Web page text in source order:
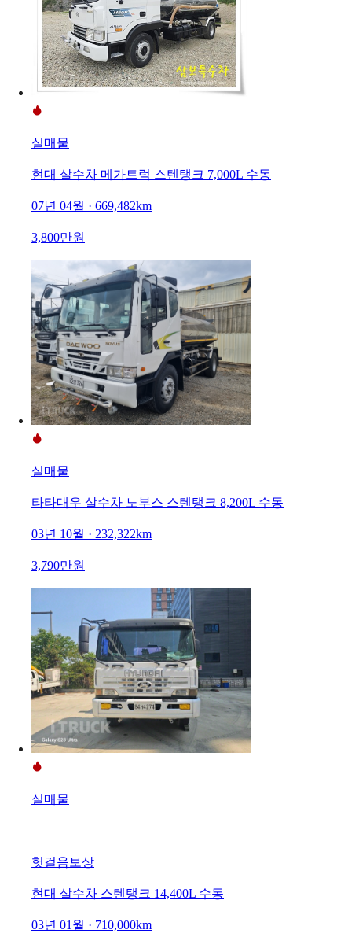
실매물
현대 살수차 메가트럭 스텐탱크 7,000L 수동
07년 04월 · 669,482km
3,800만원
실매물
타타대우 살수차 노부스 스텐탱크 8,200L 수동
03년 10월 · 232,322km
3,790만원
실매물
헛걸음보상
현대 살수차 스텐탱크 14,400L 수동
03년 01월 · 710,000km